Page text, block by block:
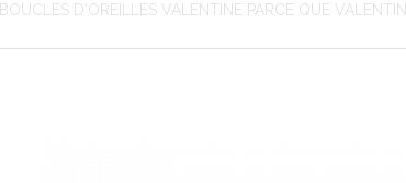
BOUCLES D'OREILLES VALENTINE PARCE QUE VALENTIN